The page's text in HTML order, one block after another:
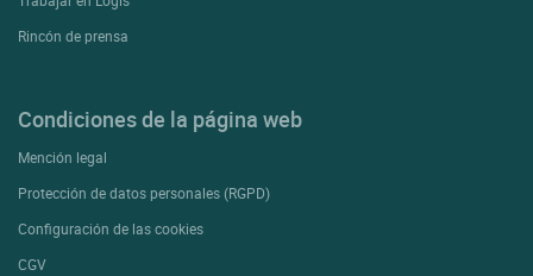
Rincón de prensa
Condiciones de la página web
Mención legal
Protección de datos personales (RGPD)
Configuración de las cookies
CGV